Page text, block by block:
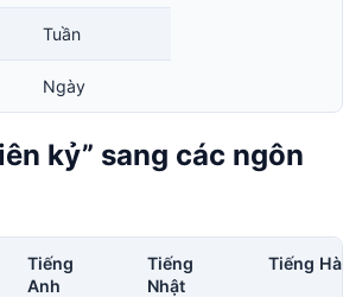
Tuần
Ngày
kỷ” sang các ngôn
Tiếng
Anh
Tiếng
Nhật
Tiếng